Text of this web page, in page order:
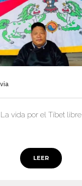
La vida por el Tíbet libre
LEER